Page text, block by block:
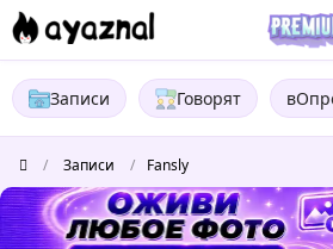
Записи Говорят
/ Записи / Fansly